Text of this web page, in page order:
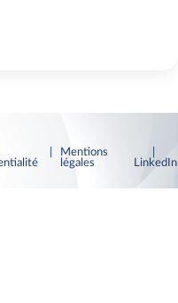
| Mentions
légales